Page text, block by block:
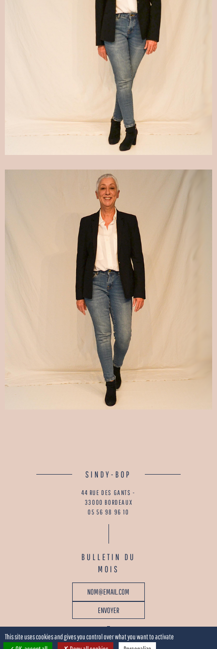
SINDY-BOP
44 RUE DES GANTS -
33000 BORDEAUX
05 56 98 96 10
BULLETIN DU
MOIS
This site uses cookies and gives you control over what you want to activate